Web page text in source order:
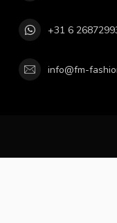
+31 6
info@fm-